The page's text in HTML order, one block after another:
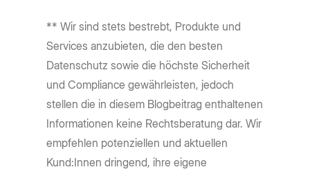
** Wir sind stets bestrebt, Produkte und
Services anzubieten, die den besten
Datenschutz sowie die höchste Sicherheit
und Compliance gewährleisten, jedoch
stellen die in diesem Blogbeitrag enthaltenen
Informationen keine Rechtsberatung dar. Wir
empfehlen potenziellen und aktuellen
Kund:Innen dringend, ihre eigene